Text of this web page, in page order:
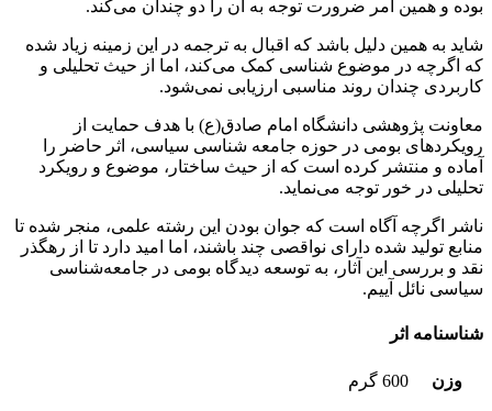
بوده و همین امر ضرورت توجه به آن را دو چندان می‌کند.
شاید به همین دلیل باشد که اقبال به ترجمه در این زمینه زیاد شده
که اگرچه در موضوع شناسی کمک می‌کند، اما از حیث تحلیلی و
کاربردی چندان روند مناسبی ارزیابی نمی‌شود.
معاونت پژوهشی دانشگاه امام صادق(ع) با هدف حمایت از
رویکردهای بومی در حوزه جامعه شناسی سیاسی، اثر حاضر را
آماده و منتشر کرده است که از حیث ساختار، موضوع و رویکرد
تحلیلی در خور توجه می‌نماید.
ناشر اگرچه آگاه است که جوان بودن این رشته علمی، منجر شده تا
منابع تولید شده دارای نواقصی چند باشند، اما امید دارد تا از رهگذر
نقد و بررسی این‌ آثار، به توسعه دیدگاه بومی در جامعه‌شناسی
سیاسی نائل آییم.
شناسنامه اثر
وزن 600 گرم